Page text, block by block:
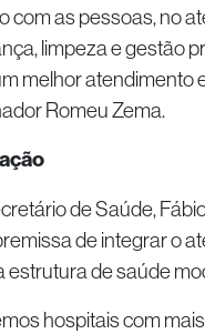
com as pessoas, no
limpeza e gestão
melhor atendimento
Romeu Zema.
de Saúde,
de integrar o
estrutura de saúde
hospitais com